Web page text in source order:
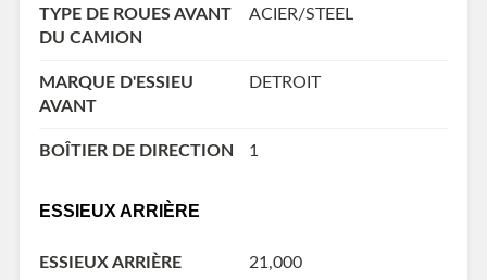
TYPE DE ROUES AVANT
DU CAMION
ACIER/STEEL
MARQUE D'ESSIEU
AVANT
DETROIT
BOÎTIER DE DIRECTION 1
ESSIEUX ARRIÈRE
ESSIEUX ARRIÈRE 21,000